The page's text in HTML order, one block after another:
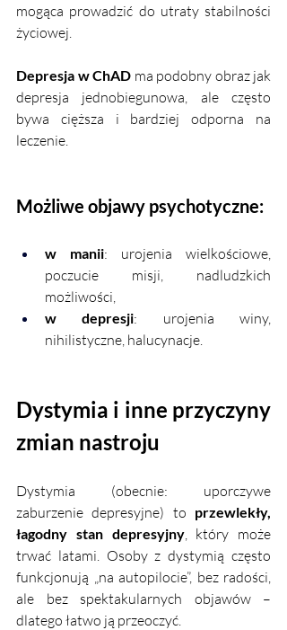
mogąca prowadzić do utraty stabilności
życiowej.
Depresja w ChAD ma podobny obraz jak
depresja jednobiegunowa, ale często
bywa cięższa i bardziej odporna na
leczenie.
Możliwe objawy psychotyczne:
w manii: urojenia wielkościowe,
poczucie misji, nadludzkich
możliwości,
w depresji: urojenia winy,
nihilistyczne, halucynacje.
Dystymia i inne przyczyny
zmian nastroju
Dystymia (obecnie: uporczywe
zaburzenie depresyjne) to przewlekły,
łagodny stan depresyjny, który może
trwać latami. Osoby z dystymią często
funkcjonują „na autopilocie”, bez radości,
ale bez spektakularnych objawów –
dlatego łatwo ją przeoczyć.